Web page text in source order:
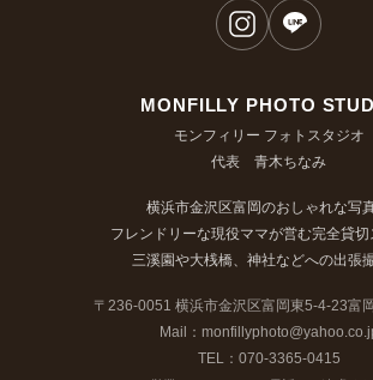
MONFILLY PHOTO
モンフィリー フォトスタジオ
代表 青木ちなみ
横浜市金沢区富岡のおしゃれな写
フレンドリーな現役ママが営む完全貸切
三溪園や大桟橋、神社などへの出張
〒236-0051 横浜市金沢区富岡東5-4-23富
Mail：
TEL：070-3365-0415